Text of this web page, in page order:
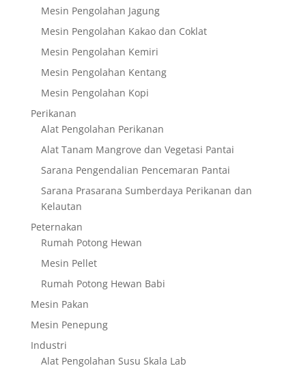
Mesin Pengolahan Jagung
Mesin Pengolahan Kakao dan Coklat
Mesin Pengolahan Kemiri
Mesin Pengolahan Kentang
Mesin Pengolahan Kopi
Perikanan
Alat Pengolahan Perikanan
Alat Tanam Mangrove dan Vegetasi Pantai
Sarana Pengendalian Pencemaran Pantai
Sarana Prasarana Sumberdaya Perikanan dan
Kelautan
Peternakan
Rumah Potong Hewan
Mesin Pellet
Rumah Potong Hewan Babi
Mesin Pakan
Mesin Penepung
Industri
Alat Pengolahan Susu Skala Lab